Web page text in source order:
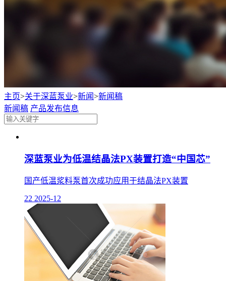
主页>关于深蓝泵业>新闻>新闻稿
新闻稿 产品发布信息
深蓝泵业为低温结晶法PX装置打造“中国芯”
国产低温浆料泵首次成功应用于结晶法PX装置
22 2025-12